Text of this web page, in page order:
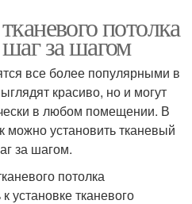
потолка
за шагом
все более популярными в
красиво, но и могут
в любом помещении. В
можно установить тканевый
за шагом.
потолка
установке тканевого